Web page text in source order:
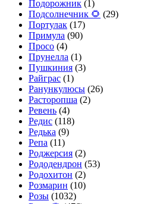
Подорожник (1)
Подсолнечник 🌻 (29)
Портулак (17)
Примула (90)
Просо (4)
Прунелла (1)
Пушкиния (3)
Райграс (1)
Ранункулюсы (26)
Расторопша (2)
Ревень (4)
Редис (118)
Редька (9)
Репа (11)
Роджерсия (2)
Рододендрон (53)
Родохитон (2)
Розмарин (10)
Розы (1032)